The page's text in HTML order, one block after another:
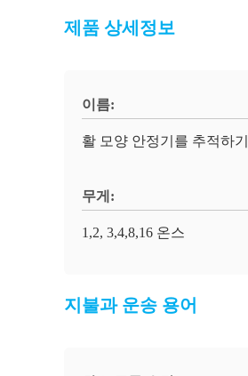
제품 상세정보
이름:
활 모양 안정기를 추적하기
무게:
1,2, 3,4,8,16 온스
지불과 운송 용어